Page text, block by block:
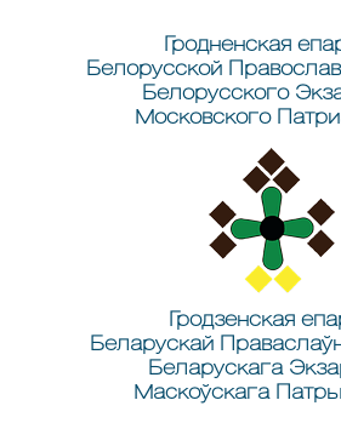
Гродненская
Белорусской
Белорусского
Московского
Гродзенская
Беларускай
Беларускага
Маскоўскага